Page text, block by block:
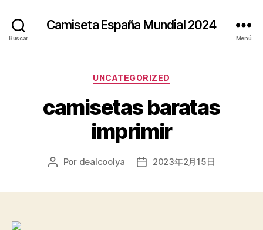
Buscar
Camiseta España Mundial 2024
Menú
Categorías
UNCATEGORIZED
camisetas baratas
imprimir
Autor
Por dealcoolya
Fecha2023年2月15日